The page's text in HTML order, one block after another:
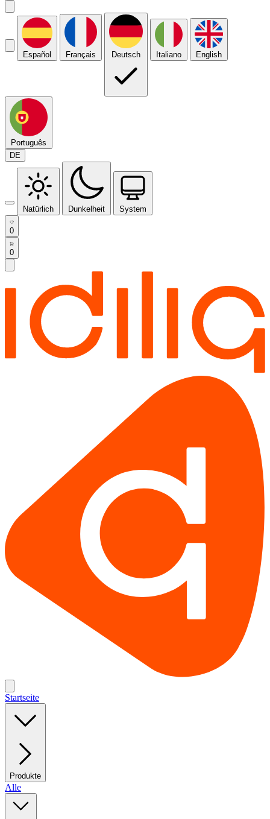
Español Français Deutsch Italiano English
Português
DE
Natürlich Dunkelheit System
0
0
Startseite
Produkte
Alle